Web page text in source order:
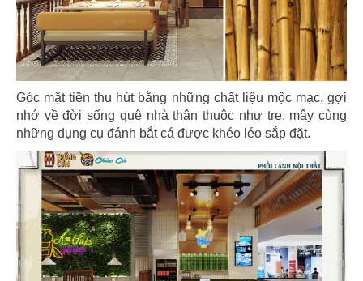
Góc mặt tiền thu hút bằng những chất liệu mộc mạc, gợi
nhớ về đời sống quê nhà thân thuộc như tre, mây cùng
những dụng cụ đánh bắt cá được khéo léo sắp đặt.
23
HOÀNG TÂM
CN Vinhomes - Q. Bình Thạnh
24
HOÀNG TÂM
CN Nguyễn Cảnh Chân - Q.1
25
EL GAUCHO
CN Phú Mỹ Hưng
26
EL GAUCHO
CN Hikari - Bình Dương